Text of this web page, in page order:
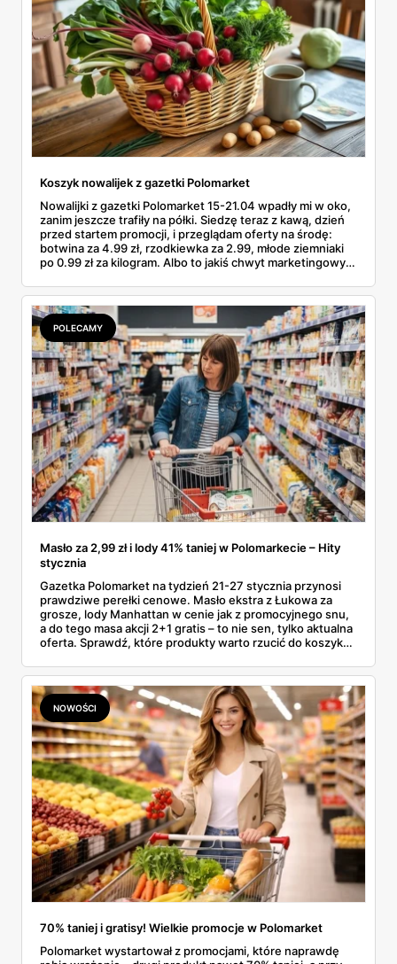
Koszyk nowalijek z gazetki Polomarket
Nowalijki z gazetki Polomarket 15-21.04 wpadły mi w oko,
zanim jeszcze trafiły na półki. Siedzę teraz z kawą, dzień
przed startem promocji, i przeglądam oferty na środę:
botwina za 4.99 zł, rzodkiewka za 2.99, młode ziemniaki
po 0.99 zł za kilogram. Albo to jakiś chwyt marketingowy,
Polomarkecie za mniej niż pięć dych. Podkreślam kilka
pozycji długopisem i liczę, co wrzucę do koszyka w środę
rano. No to po kolei.
POLECAMY
Masło za 2,99 zł i lody 41% taniej w Polomarkecie – Hity
stycznia
Gazetka Polomarket na tydzień 21-27 stycznia przynosi
prawdziwe perełki cenowe. Masło ekstra z Łukowa za
grosze, lody Manhattan w cenie jak z promocyjnego snu,
a do tego masa akcji 2+1 gratis – to nie sen, tylko aktualna
oferta. Sprawdź, które produkty warto rzucić do koszyka,
czekają).
NOWOŚCI
70% taniej i gratisy! Wielkie promocje w Polomarket
Polomarket wystartował z promocjami, które naprawdę